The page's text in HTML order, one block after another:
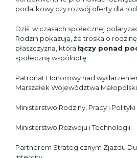
podatkowy czy rozwój oferty dla
Dziś, w czasach społecznej
Rodzin pokazują, że troska o
płaszczyzną, którałączy ponad
społeczną wspólnotę.
Patronat Honorowy nad
Marszałek Województwa
Ministerstwo Rodziny, Pracy i
Ministerstwo Rozwoju i Technologii
Partnerem Strategicznym Zjazdu